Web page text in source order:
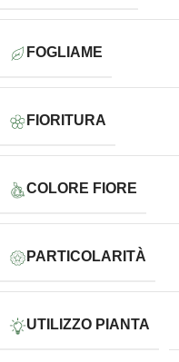
FOGLIAME
FIORITURA
COLORE FIORE
PARTICOLARITÀ
UTILIZZO PIANTA